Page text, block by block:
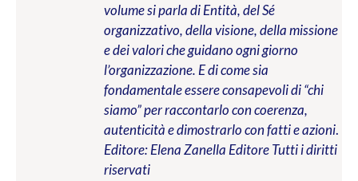
volume si parla di Entità, del Sé
organizzativo, della visione, della missione
e dei valori che guidano ogni giorno
l’organizzazione. E di come sia
fondamentale essere consapevoli di “chi
siamo” per raccontarlo con coerenza,
autenticità e dimostrarlo con fatti e azioni.
Editore: Elena Zanella EditoreTutti i diritti
riservati